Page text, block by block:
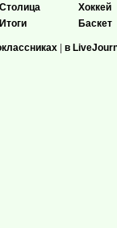
Столица
Итоги
Хоккей
Баскет
| в